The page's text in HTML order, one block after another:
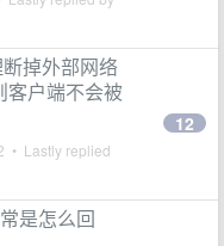
掉外部网络
客户端不会被
• Lastly replied
12
是怎么回